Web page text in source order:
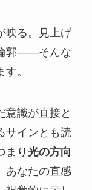
映る。見上げ
郭——そんな
。
意識が直接と
サインとも読
まり 光の方向
なたの直感